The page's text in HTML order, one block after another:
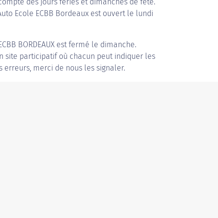
Ecole ECBB Bordeaux est ouvert le lundi
BORDEAUX est fermé le dimanche.
site participatif où chacun peut indiquer les
erreurs, merci de nous les signaler.